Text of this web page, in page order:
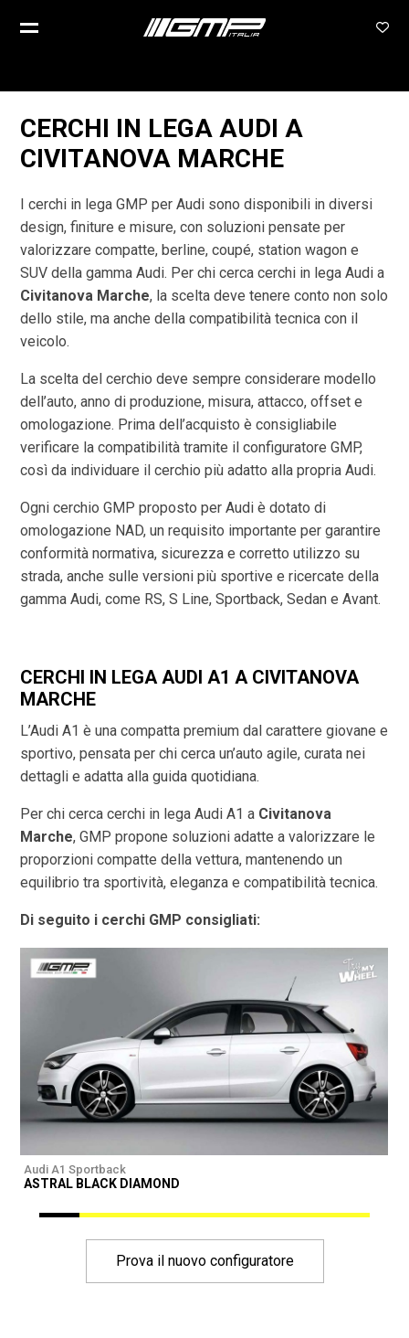
CERCHI IN LEGA AUDI A
CIVITANOVA MARCHE
I cerchi in lega GMP per Audi sono disponibili in diversi
design, finiture e misure, con soluzioni pensate per
valorizzare compatte, berline, coupé, station wagon e
SUV della gamma Audi. Per chi cerca cerchi in lega Audi a
Civitanova Marche, la scelta deve tenere conto non solo
dello stile, ma anche della compatibilità tecnica con il
veicolo.
La scelta del cerchio deve sempre considerare modello
dell’auto, anno di produzione, misura, attacco, offset e
omologazione. Prima dell’acquisto è consigliabile
verificare la compatibilità tramite il configuratore GMP,
così da individuare il cerchio più adatto alla propria Audi.
Ogni cerchio GMP proposto per Audi è dotato di
omologazione NAD, un requisito importante per garantire
conformità normativa, sicurezza e corretto utilizzo su
strada, anche sulle versioni più sportive e ricercate della
gamma Audi, come RS, S Line, Sportback, Sedan e Avant.
CERCHI IN LEGA AUDI A1 A CIVITANOVA
MARCHE
L’Audi A1 è una compatta premium dal carattere giovane e
sportivo, pensata per chi cerca un’auto agile, curata nei
dettagli e adatta alla guida quotidiana.
Per chi cerca cerchi in lega Audi A1 a Civitanova
Marche, GMP propone soluzioni adatte a valorizzare le
proporzioni compatte della vettura, mantenendo un
equilibrio tra sportività, eleganza e compatibilità tecnica.
Di seguito i cerchi GMP consigliati:
Audi A1 Sportback
ASTRAL BLACK DIAMOND
Prova il nuovo configuratore